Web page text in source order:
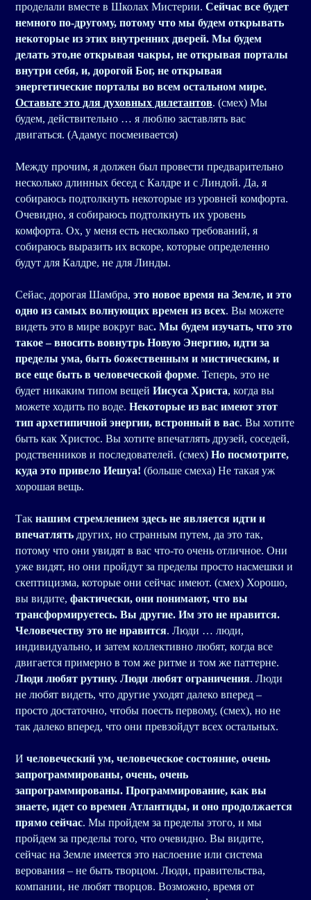
проделали вместе в Школах Мистерии. Сейчас все будет
немного по-другому, потому что мы будем открывать
некоторые из этих внутренних дверей. Мы будем
делать это,не открывая чакры, не открывая порталы
внутри себя, и, дорогой Бог, не открывая
энергетические порталы во всем остальном мире.
Оставьте это для духовных дилетантов. (смех) Мы
будем, действительно … я люблю заставлять вас
двигаться. (Адамус посмеивается)
Между прочим, я должен был провести предварительно
несколько длинных бесед с Калдре и с Линдой. Да, я
собираюсь подтолкнуть некоторые из уровней комфорта.
Очевидно, я собираюсь подтолкнуть их уровень
комфорта. Ох, у меня есть несколько требований, я
собираюсь выразить их вскоре, которые определенно
будут для Калдре, не для Линды.
Сейас, дорогая Шамбра, это новое время на Земле, и это
одно из самых волнующих времен из всех. Вы можете
видеть это в мире вокруг вас. Мы будем изучать, что это
такое – вносить вовнутрь Новую Энергию, идти за
пределы ума, быть божественным и мистическим, и
все еще быть в человеческой форме. Теперь, это не
будет никаким типом вещей Иисуса Христа, когда вы
можете ходить по воде. Некоторые из вас имеют этот
тип архетипичной энергии, встронный в вас. Вы хотите
быть как Христос. Вы хотите впечатлять друзей, соседей,
родственников и последователей. (смех) Но посмотрите,
куда это привело Иешуа! (больше смеха) Не такая уж
хорошая вещь.
Так нашим стремлением здесь не является идти и
впечатлять других, но странным путем, да это так,
потому что они увидят в вас что-то очень отличное. Они
уже видят, но они пройдут за пределы просто насмешки и
скептицизма, которые они сейчас имеют. (смех) Хорошо,
вы видите, фактически, они понимают, что вы
трансформируетесь. Вы другие. Им это не нравится.
Человечеству это не нравится. Люди … люди,
индивидуально, и затем коллективно любят, когда все
двигается примерно в том же ритме и том же паттерне.
Люди любят рутину. Люди любят ограничения. Люди
не любят видеть, что другие уходят далеко вперед –
просто достаточно, чтобы поесть первому, (смех), но не
так далеко вперед, что они превзойдут всех остальных.
И человеческий ум, человеческое состояние, очень
запрограммированы, очень, очень
запрограммированы. Программирование, как вы
знаете, идет со времен Атлантиды, и оно продолжается
прямо сейчас. Мы пройдем за пределы этого, и мы
пройдем за пределы того, что очевидно. Вы видите,
сейчас на Земле имеется это наслоение или система
верования – не быть творцом. Люди, правительства,
компании, не любят творцов. Возможно, время от